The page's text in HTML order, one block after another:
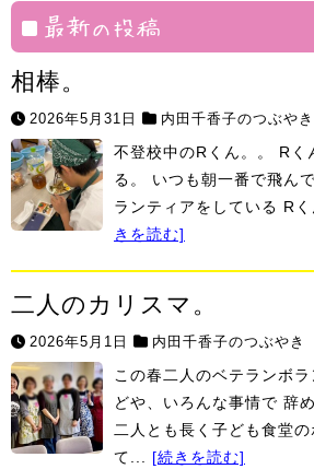
最新の投稿
相棒。
2026年5月31日 内田千香子のつぶやき
不登校中のRくん。。 Rく
る。 いつも朝一番で飛ん
ランティアをしている R
きを読む]
二人のカリスマ。
2026年5月1日 内田千香子のつぶやき
この春二人のベテランボ
どや、いろんな事情で 辞
二人とも長く子ども食堂
て... [続きを読む]